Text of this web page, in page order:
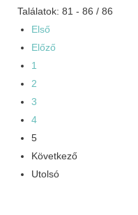
Találatok: 81 - 86 / 86
Első
Előző
1
2
3
4
5
Következő
Utolsó